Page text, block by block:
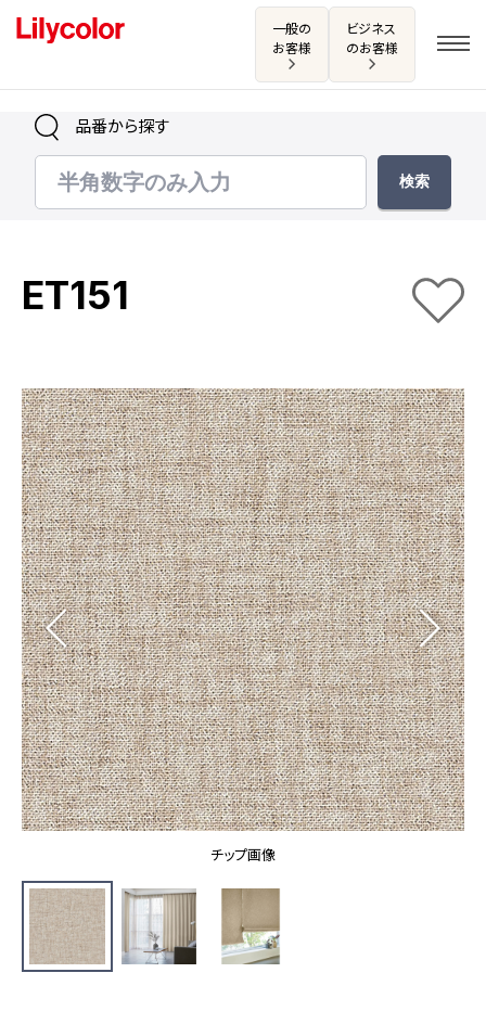
一般の
お客様
ビジネス
のお客様
ログイン・新規会員登録
お気に入り
商品を探す
商品を探す トップ
壁紙
カーテン
床材
ブランド・コレクション
Lilycolor Coordinate 着せ替えシミュレーション
カタログ一覧
カタログ一覧 トップ
壁紙
カーテン
床材
サステナブル商品
ノンワックス床タイル
壁紙機能性ガイド
施工事例
施工事例 トップ
医療・福祉施設
ホテル・オフィス・店舗
モデルハウス
新築戸建・マンション
#リリカラのある暮らし
リリカラノート
ショールーム
ショールーム トップ
東京ショールーム
大阪ショールーム
広島ショールーム
仙台ショールーム
札幌ショールーム
お客様サポート
お客様サポート トップ
画像ダウンロード
動画一覧
お手入れ便利帳
お役立ち資料
非住宅案件に関するお問い合わせ
品番から探す
ET151
チップ画像